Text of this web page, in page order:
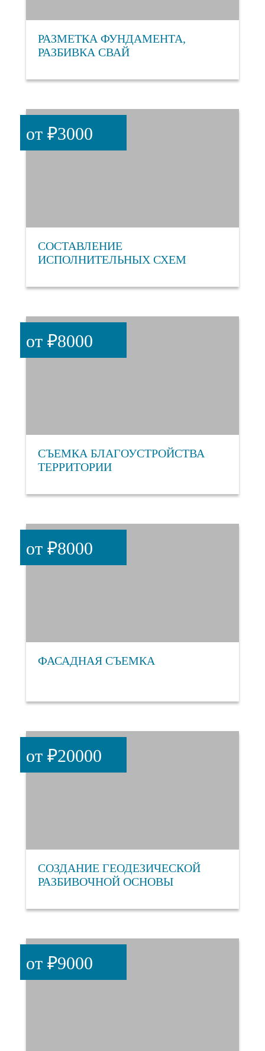
РАЗМЕТКА ФУНДАМЕНТА,
РАЗБИВКА СВАЙ
СОСТАВЛЕНИЕ
ИСПОЛНИТЕЛЬНЫХ СХЕМ
от ₽3000
СЪЕМКА БЛАГОУСТРОЙСТВА
ТЕРРИТОРИИ
от ₽8000
ФАСАДНАЯ СЪЕМКА
от ₽8000
СОЗДАНИЕ ГЕОДЕЗИЧЕСКОЙ
РАЗБИВОЧНОЙ ОСНОВЫ
от ₽20000
от ₽9000